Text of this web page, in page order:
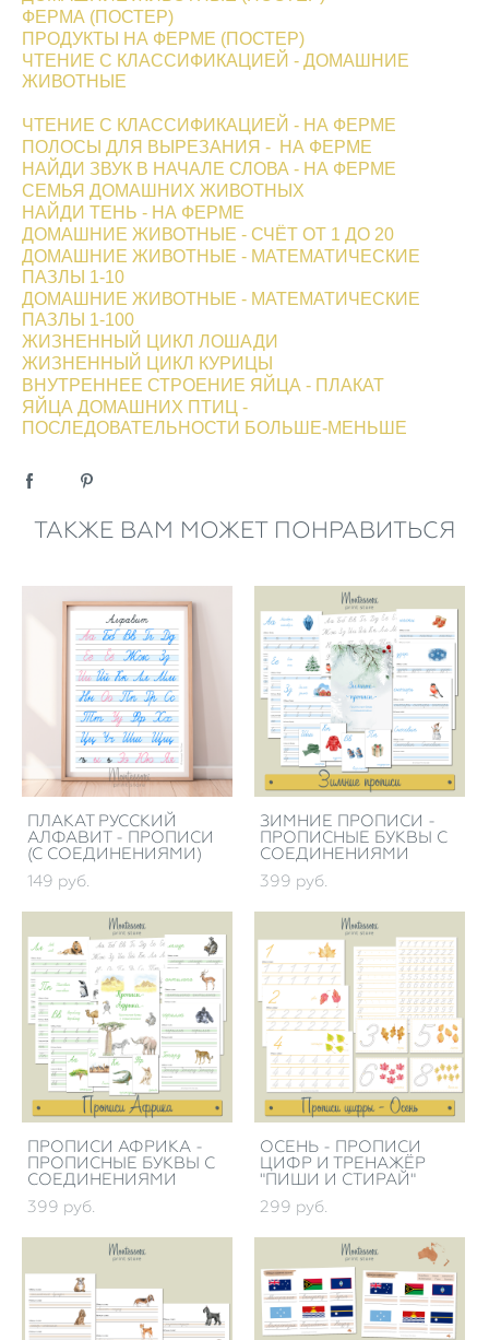
ФЕРМА (ПОСТЕР)
ПРОДУКТЫ НА ФЕРМЕ (ПОСТЕР)
​ЧТЕНИЕ С КЛАССИФИКАЦИЕЙ - ДОМАШНИЕ
ЖИВОТНЫЕ
ЧТЕНИЕ С КЛАССИФИКАЦИЕЙ - НА ФЕРМЕ
ПОЛОСЫ ДЛЯ ВЫРЕЗАНИЯ - НА ФЕРМЕ
НАЙДИ ЗВУК В НАЧАЛЕ СЛОВА - НА ФЕРМЕ
СЕМЬЯ ДОМАШНИХ ЖИВОТНЫХ
НАЙДИ ТЕНЬ - НА ФЕРМЕ
ДОМАШНИЕ ЖИВОТНЫЕ - СЧЁТ ОТ 1 ДО 20
ДОМАШНИЕ ЖИВОТНЫЕ - МАТЕМАТИЧЕСКИЕ
ПАЗЛЫ 1-10
ДОМАШНИЕ ЖИВОТНЫЕ - МАТЕМАТИЧЕСКИЕ
ПАЗЛЫ 1-100
ЖИЗНЕННЫЙ ЦИКЛ ЛОШАДИ
ЖИЗНЕННЫЙ ЦИКЛ КУРИЦЫ
ВНУТРЕННЕЕ СТРОЕНИЕ ЯЙЦА - ПЛАКАТ
ЯЙЦА ДОМАШНИХ ПТИЦ -
ПОСЛЕДОВАТЕЛЬНОСТИ БОЛЬШЕ-МЕНЬШЕ
ТАКЖЕ ВАМ МОЖЕТ ПОНРАВИТЬСЯ
ПЛАКАТ РУССКИЙ
АЛФАВИТ - ПРОПИСИ
(С СОЕДИНЕНИЯМИ)
149 pуб.
ЗИМНИЕ ПРОПИСИ -
ПРОПИСНЫЕ БУКВЫ С
СОЕДИНЕНИЯМИ
399 pуб.
ПРОПИСИ АФРИКА -
ПРОПИСНЫЕ БУКВЫ С
СОЕДИНЕНИЯМИ
399 pуб.
ОСЕНЬ - ПРОПИСИ
ЦИФР И ТРЕНАЖЁР
"ПИШИ И СТИРАЙ"
299 pуб.